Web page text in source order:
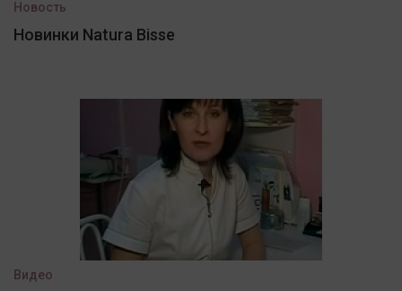
Новость
Новинки Natura Bisse
Видео